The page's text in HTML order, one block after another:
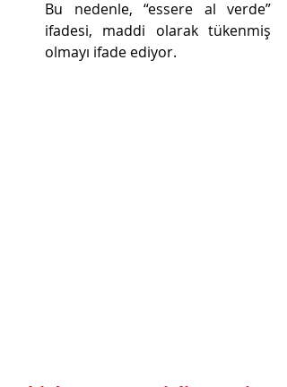
Bu nedenle, “essere al verde”
ifadesi, maddi olarak tükenmiş
olmayı ifade ediyor.